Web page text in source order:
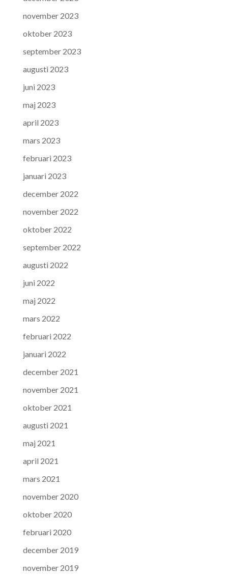
november 2023
oktober 2023
september 2023
augusti 2023
juni 2023
maj 2023
april 2023
mars 2023
februari 2023
januari 2023
december 2022
november 2022
oktober 2022
september 2022
augusti 2022
juni 2022
maj 2022
mars 2022
februari 2022
januari 2022
december 2021
november 2021
oktober 2021
augusti 2021
maj 2021
april 2021
mars 2021
november 2020
oktober 2020
februari 2020
december 2019
november 2019